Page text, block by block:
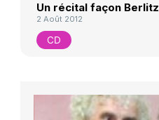
Un récital façon Berlitz
2 Août 2012
CD